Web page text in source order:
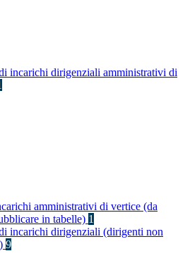
incarichi dirigenziali amministrativi di
amministrativi di vertice (da
in tabelle) 1
incarichi dirigenziali (dirigenti non
9